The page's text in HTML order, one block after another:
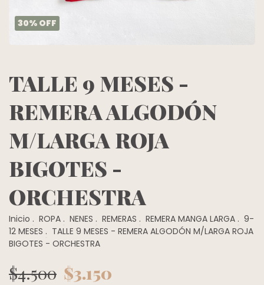
TALLE 9 MESES -
REMERA ALGODÓN
M/LARGA ROJA
BIGOTES -
ORCHESTRA
Inicio . ROPA . NENES . REMERAS . REMERA MANGA LARGA . 9-
12 MESES . TALLE 9 MESES - REMERA ALGODÓN M/LARGA ROJA
BIGOTES - ORCHESTRA
$4.500 $3.150
30% OFF